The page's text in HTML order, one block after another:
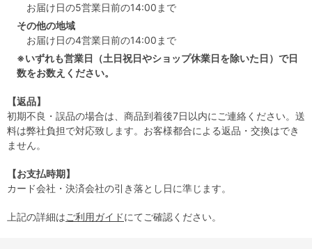
お届け日の5営業日前の14:00まで
その他の地域
お届け日の4営業日前の14:00まで
※いずれも営業日（土日祝日やショップ休業日を除いた日）で日
数をお数えください。
【返品】
初期不良・誤品の場合は、商品到着後7日以内にご連絡ください。送
料は弊社負担で対応致します。お客様都合による返品・交換はでき
ません。
【お支払時期】
カード会社・決済会社の引き落とし日に準じます。
上記の詳細はご利用ガイドにてご確認ください。